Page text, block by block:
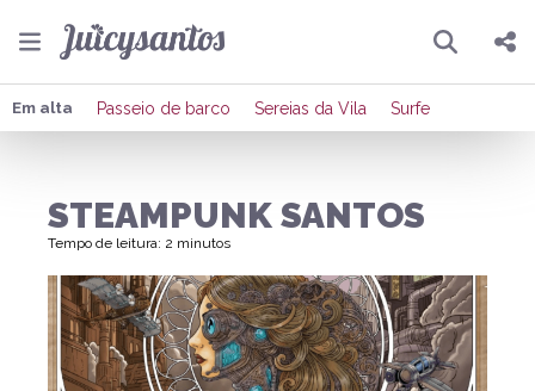
Pesquisar
Compartilhar
Enviar por Whatsapp
Publicar no Facebook
Publicar no X
Em alta Passeio de barco Sereias da Vila Surfe
STEAMPUNK SANTOS
Tempo de leitura: 2 minutos